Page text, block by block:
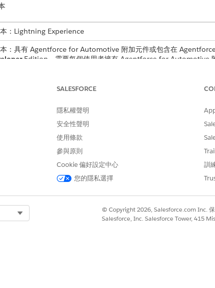
：Lightning Experience
：具有 Agentforce for Automotive 附加元件或包含在
Edition。需要每個使用者擁有 Agentforce for Automotive 附
開始使用 Agentforce Automotive Sales Concierge for Partners 之
用「適用於合作夥伴的汽車銷售服務台」工作人員所需的權限指派給
「適用於合作夥伴的汽車銷售服務台」工作人員範本,快速建立工作
的「適用於合作夥伴的汽車銷售服務台」工作人員直接在您的
SALESFORCE
隱私權聲明
安全性聲明
使用條款
參與原則
Cookie 偏好設定中心
您的隱私選擇
訓
© Copyright 2026, Salesforce.com Inc.
Salesforce, Inc. Salesforce Tower, 415